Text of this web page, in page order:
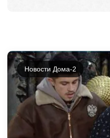
Новости Дома-2